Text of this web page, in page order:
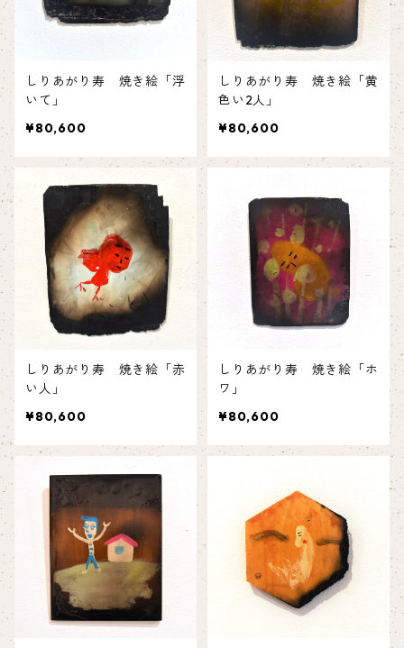
しりあがり寿 焼き絵「浮
いて」
¥80,600
しりあがり寿 焼き絵「黄
色い2人」
¥80,600
しりあがり寿 焼き絵「赤
い人」
¥80,600
しりあがり寿 焼き絵「ホ
ワ」
¥80,600